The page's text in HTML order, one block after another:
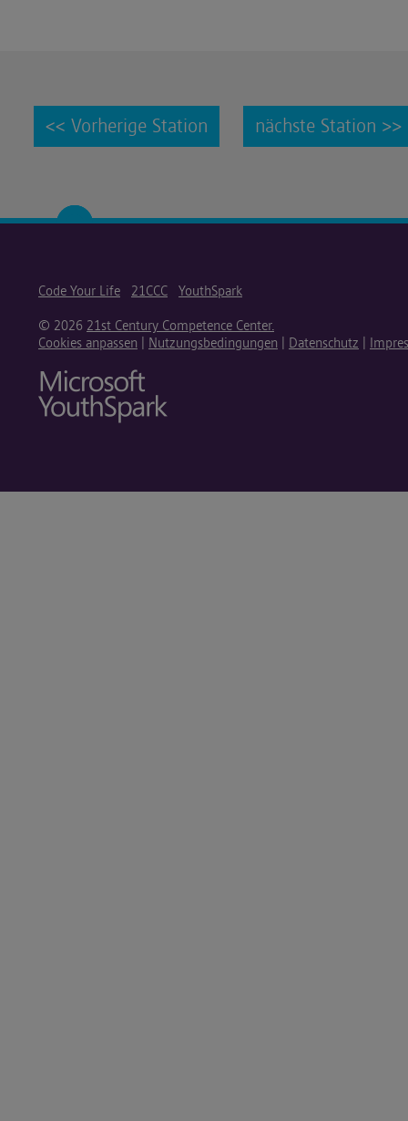
<< Vorherige Station nächste Station >>
Code Your Life 21CCC YouthSpark
© 2026 21st Century Competence Center.
Cookies anpassen
Nutzungsbedingungen Datenschutz